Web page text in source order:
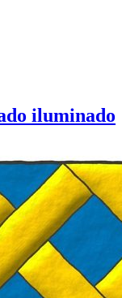
iluminado